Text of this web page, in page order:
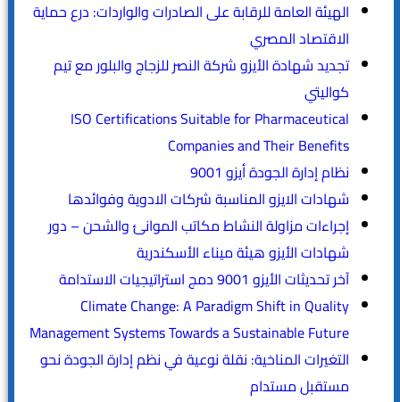
الهيئة العامة للرقابة على الصادرات والواردات: درع حماية
الاقتصاد المصري
تجديد شهادة الأيزو شركة النصر للزجاج والبلور مع تيم
كواليتي
ISO Certifications Suitable for Pharmaceutical
Companies and Their Benefits
نظام إدارة الجودة أيزو 9001
شهادات الايزو المناسبة شركات الادوية وفوائدها
إجراءات مزاولة النشاط مكاتب الموانئ والشحن – دور
شهادات الأيزو هيئة ميناء الأسكندرية
آخر تحديثات الأيزو 9001 دمج استراتيجيات الاستدامة
Climate Change: A Paradigm Shift in Quality
Management Systems Towards a Sustainable Future
التغيرات المناخية: نقلة نوعية في نظم إدارة الجودة نحو
مستقبل مستدام